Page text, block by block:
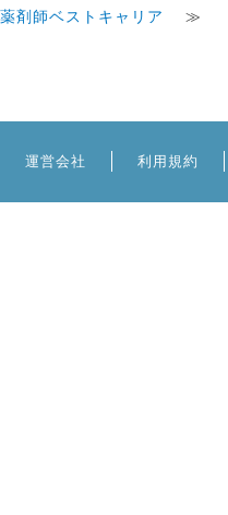
薬剤師ベストキャリア ≫
運営会社 利用規約